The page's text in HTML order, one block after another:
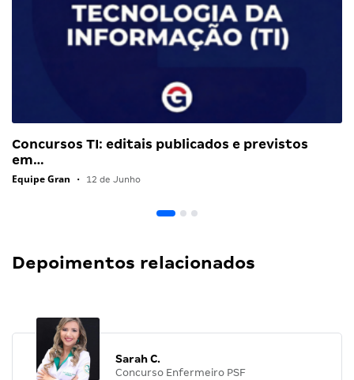
Concursos TI: editais publicados e previstos
em…
Equipe Gran • 12 de Junho
Depoimentos relacionados
Sarah C.
Concurso Enfermeiro PSF